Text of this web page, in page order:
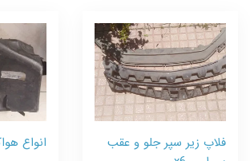
فلاپ زیر سپر جلو و عقب
انواع